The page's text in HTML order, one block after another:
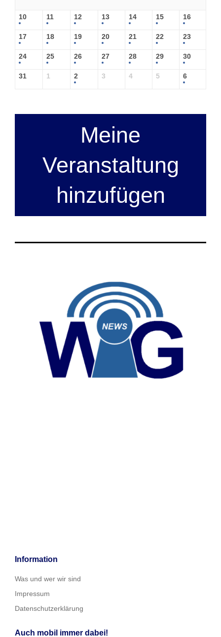
10 11 12 13 14 15 16
17 18 19 20 21 22 23
24 25 26 27 28 29 30
31 1 2 3 4 5 6
Meine
Veranstaltung
hinzufügen
Information
Was und wer wir sind
Impressum
Datenschutzerklärung
Auch mobil immer dabei!